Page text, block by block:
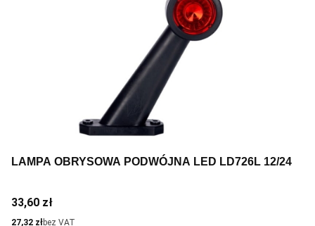
LAMPA OBRYSOWA PODWÓJNA LED LD726L 12/24
Cena
33,60 zł
Cena
27,32 złbez VAT